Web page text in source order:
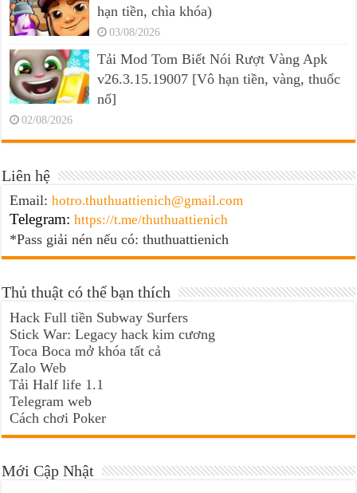
hạn tiền, chìa khóa)
03/08/2026
Tải Mod Tom Biết Nói Rượt Vàng Apk
v26.3.15.19007 [Vô hạn tiền, vàng, thuốc
nổ]
02/08/2026
Liên hệ
Email:hotro.thuthuattienich@gmail.com
Telegram: https://t.me/thuthuattienich
*Pass giải nén nếu có: thuthuattienich
Thủ thuật có thể bạn thích
Hack Full tiền Subway Surfers
Stick War: Legacy hack kim cương
Toca Boca mở khóa tất cả
Zalo Web
Tải Half life 1.1
Telegram web
Cách chơi Poker
Mới Cập Nhật